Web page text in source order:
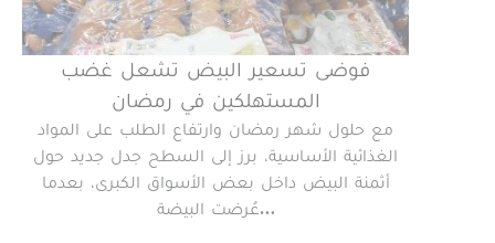
فوضى تسعير البيض تشعل غضب
المستهلكين في رمضان
مع حلول شهر رمضان وارتفاع الطلب على المواد
الغذائية الأساسية، برز إلى السطح جدل جديد حول
أثمنة البيض داخل بعض الأسواق الكبرى، بعدما
عُرضت البيضة…